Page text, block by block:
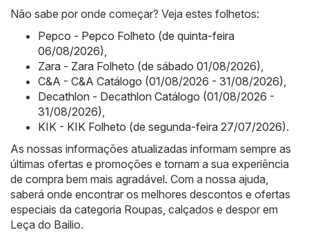
Não sabe por onde começar? Veja estes folhetos:
Pepco - Pepco Folheto (de quinta-feira
06/08/2026),
Zara - Zara Folheto (de sábado 01/08/2026),
C&A - C&A Catálogo (01/08/2026 - 31/08/2026),
Decathlon - Decathlon Catálogo (01/08/2026 -
31/08/2026),
KIK - KIK Folheto (de segunda-feira 27/07/2026).
As nossas informações atualizadas informam sempre as
últimas ofertas e promoções e tornam a sua experiência
de compra bem mais agradável. Com a nossa ajuda,
saberá onde encontrar os melhores descontos e ofertas
especiais da categoria Roupas, calçados e despor em
Leça do Bailio.